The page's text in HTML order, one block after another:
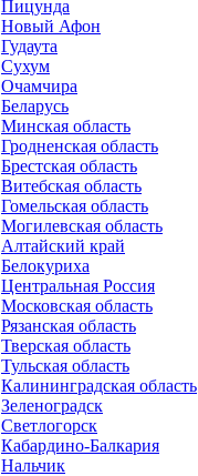
Пицунда
Новый Афон
Гудаута
Сухум
Очамчира
Беларусь
Минская область
Гродненская область
Брестская область
Витебская область
Гомельская область
Могилевская область
Алтайский край
Белокуриха
Центральная Россия
Московская область
Рязанская область
Тверская область
Тульская область
Калининградская область
Зеленоградск
Светлогорск
Кабардино-Балкария
Нальчик